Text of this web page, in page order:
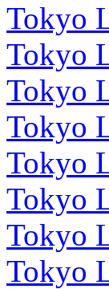
Tokyo
Tokyo
Tokyo
Tokyo
Tokyo
Tokyo
Tokyo
Tokyo